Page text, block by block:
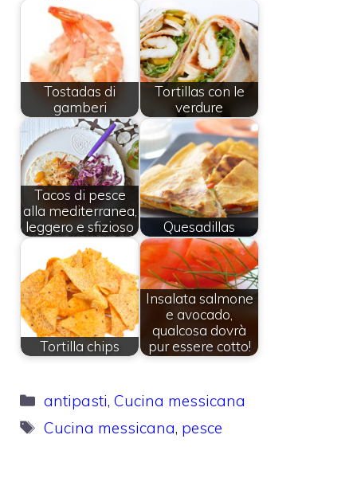
Tostadas di
gamberi
Tortillas con le
verdure
Tacos di pesce
alla mediterranea,
leggero e sfizioso
Quesadillas
Tortilla chips
Insalata salmone
e avocado,
qualcosa dovrà
pur essere cotto!
Categorie
antipasti,Cucina messicana
Tag
Cucina messicana, pesce